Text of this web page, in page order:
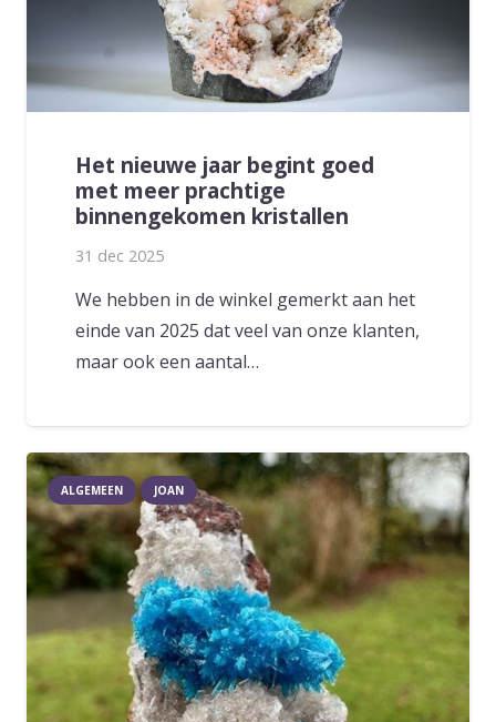
Het nieuwe jaar begint goed
met meer prachtige
binnengekomen kristallen
31 dec 2025
We hebben in de winkel gemerkt aan het
einde van 2025 dat veel van onze klanten,
maar ook een aantal…
ALGEMEEN JOAN